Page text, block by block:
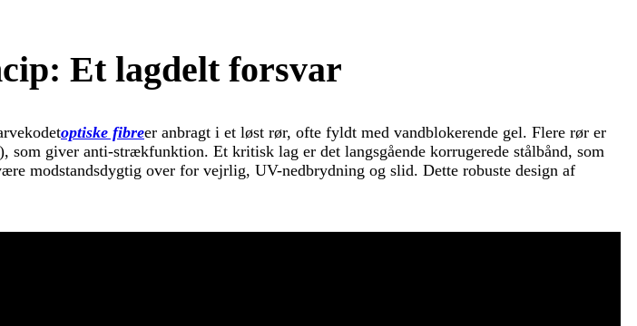
Et lagdelt forsvar
optiske fibreer anbragt i et løst rør, ofte fyldt med vandblokerende gel. Flere rør er
giver anti-strækfunktion. Et kritisk lag er det langsgående korrugerede stålbånd, som
modstandsdygtig over for vejrlig, UV-nedbrydning og slid. Dette robuste design af